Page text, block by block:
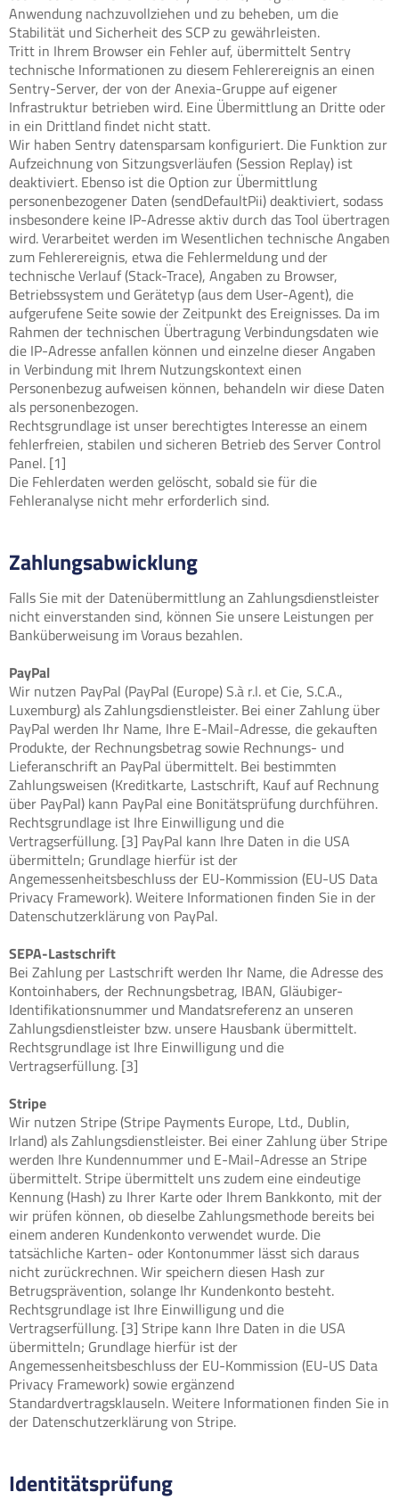
Anwendung nachzuvollziehen und zu beheben, um die
Stabilität und Sicherheit des SCP zu gewährleisten.
Tritt in Ihrem Browser ein Fehler auf, übermittelt Sentry
technische Informationen zu diesem Fehlerereignis an einen
Sentry-Server, der von der Anexia-Gruppe auf eigener
Infrastruktur betrieben wird. Eine Übermittlung an Dritte oder
in ein Drittland findet nicht statt.
Wir haben Sentry datensparsam konfiguriert. Die Funktion zur
Aufzeichnung von Sitzungsverläufen (Session Replay) ist
deaktiviert. Ebenso ist die Option zur Übermittlung
personenbezogener Daten (sendDefaultPii) deaktiviert, sodass
insbesondere keine IP-Adresse aktiv durch das Tool übertragen
wird. Verarbeitet werden im Wesentlichen technische Angaben
zum Fehlerereignis, etwa die Fehlermeldung und der
technische Verlauf (Stack-Trace), Angaben zu Browser,
Betriebssystem und Gerätetyp (aus dem User-Agent), die
aufgerufene Seite sowie der Zeitpunkt des Ereignisses. Da im
Rahmen der technischen Übertragung Verbindungsdaten wie
die IP-Adresse anfallen können und einzelne dieser Angaben
in Verbindung mit Ihrem Nutzungskontext einen
Personenbezug aufweisen können, behandeln wir diese Daten
als personenbezogen.
Rechtsgrundlage ist unser berechtigtes Interesse an einem
fehlerfreien, stabilen und sicheren Betrieb des Server Control
Panel. [1]
Die Fehlerdaten werden gelöscht, sobald sie für die
Fehleranalyse nicht mehr erforderlich sind.
Zahlungsabwicklung
Falls Sie mit der Datenübermittlung an Zahlungsdienstleister
nicht einverstanden sind, können Sie unsere Leistungen per
Banküberweisung im Voraus bezahlen.
PayPal
Wir nutzen PayPal (PayPal (Europe) S.à r.l. et Cie, S.C.A.,
Luxemburg) als Zahlungsdienstleister. Bei einer Zahlung über
PayPal werden Ihr Name, Ihre E-Mail-Adresse, die gekauften
Produkte, der Rechnungsbetrag sowie Rechnungs- und
Lieferanschrift an PayPal übermittelt. Bei bestimmten
Zahlungsweisen (Kreditkarte, Lastschrift, Kauf auf Rechnung
über PayPal) kann PayPal eine Bonitätsprüfung durchführen.
Rechtsgrundlage ist Ihre Einwilligung und die
Vertragserfüllung. [3] PayPal kann Ihre Daten in die USA
übermitteln; Grundlage hierfür ist der
Angemessenheitsbeschluss der EU-Kommission (EU-US Data
Privacy Framework). Weitere Informationen finden Sie in der
Datenschutzerklärung von PayPal.
SEPA-Lastschrift
Bei Zahlung per Lastschrift werden Ihr Name, die Adresse des
Kontoinhabers, der Rechnungsbetrag, IBAN, Gläubiger-
Identifikationsnummer und Mandatsreferenz an unseren
Zahlungsdienstleister bzw. unsere Hausbank übermittelt.
Rechtsgrundlage ist Ihre Einwilligung und die
Vertragserfüllung. [3]
Stripe
Wir nutzen Stripe (Stripe Payments Europe, Ltd., Dublin,
Irland) als Zahlungsdienstleister. Bei einer Zahlung über Stripe
werden Ihre Kundennummer und E-Mail-Adresse an Stripe
übermittelt. Stripe übermittelt uns zudem eine eindeutige
Kennung (Hash) zu Ihrer Karte oder Ihrem Bankkonto, mit der
wir prüfen können, ob dieselbe Zahlungsmethode bereits bei
einem anderen Kundenkonto verwendet wurde. Die
tatsächliche Karten- oder Kontonummer lässt sich daraus
nicht zurückrechnen. Wir speichern diesen Hash zur
Betrugsprävention, solange Ihr Kundenkonto besteht.
Rechtsgrundlage ist Ihre Einwilligung und die
Vertragserfüllung. [3] Stripe kann Ihre Daten in die USA
übermitteln; Grundlage hierfür ist der
Angemessenheitsbeschluss der EU-Kommission (EU-US Data
Privacy Framework) sowie ergänzend
Standardvertragsklauseln. Weitere Informationen finden Sie in
der Datenschutzerklärung von Stripe.
Identitätsprüfung